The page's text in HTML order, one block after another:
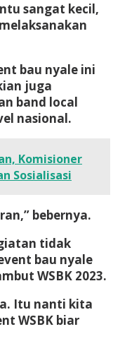
sangat kecil,
bau nyale ini
juga
band local
nasional.
Komisioner
Sosialisasi
bebernya.
tidak
bau nyale
WSBK 2023.
Itu nanti kita
WSBK biar